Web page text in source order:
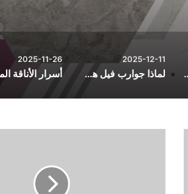
يوم التنقل
2025-12-11
لماذا جوارب فيل هي الأكثر راحة؟ أسرار الجودة والتصنيع
2025-11-26